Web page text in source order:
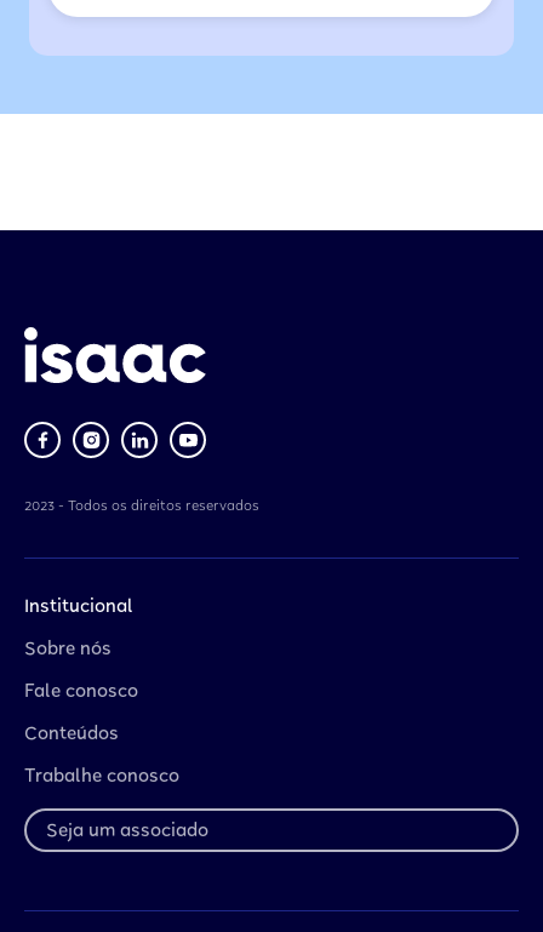
2023 - Todos os direitos reservados
Institucional
Sobre nós
Fale conosco
Conteúdos
Trabalhe conosco
Seja um associado